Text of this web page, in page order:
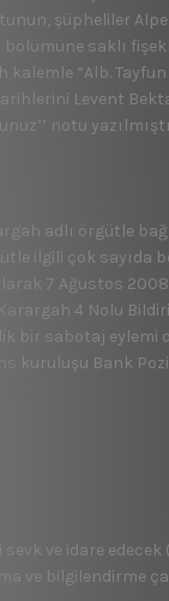
şüpheliler
bölümüne saklı
“Alb.
Levent
notu
adlı örgütle
ilgili çok sayıda
7 Ağustos
4 Nolu
bir sabotaj eylemi
kuruluşu Bank
ve idare
ve bilgilendirme